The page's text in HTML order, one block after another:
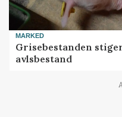
MARKED
Grisebestanden
avlsbestand